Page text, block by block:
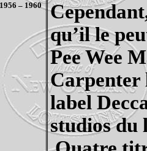
– 1960
qu’il le
PeeWee
Carpenter
label
studios du